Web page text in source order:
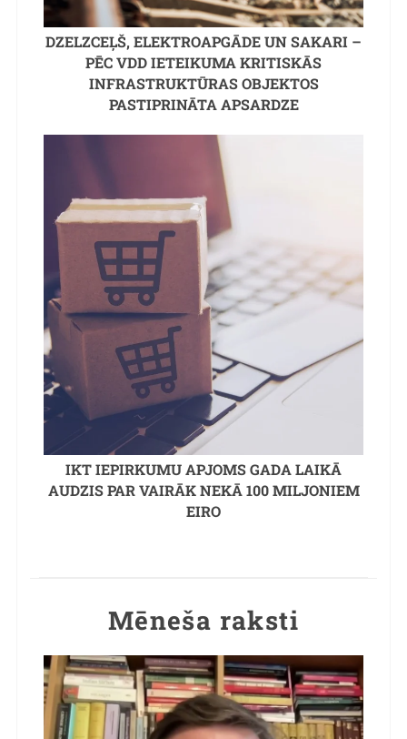
DZELZCEĻŠ, ELEKTROAPGĀDE UN SAKARI –
PĒC VDD IETEIKUMA KRITISKĀS
INFRASTRUKTŪRAS OBJEKTOS
PASTIPRINĀTA APSARDZE
IKT IEPIRKUMU APJOMS GADA LAIKĀ
AUDZIS PAR VAIRĀK NEKĀ 100 MILJONIEM
EIRO
Mēneša raksti